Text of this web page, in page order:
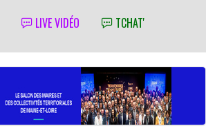
LIVE VIDÉO TCHAT'